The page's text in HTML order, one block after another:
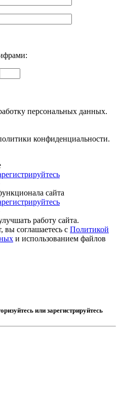
персональных данных.
конфиденциальности.
сайта
работу сайта.
вы соглашаетесь с Политикой
и использованием файлов
или зарегистрируйтесь